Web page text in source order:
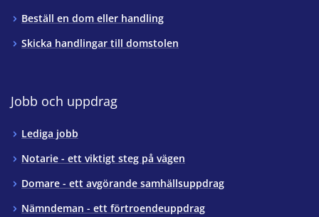
Beställ en dom eller handling
Skicka handlingar till domstolen
Jobb och uppdrag
Lediga jobb
Notarie - ett viktigt steg på vägen
Domare - ett avgörande samhällsuppdrag
Nämndeman - ett förtroendeuppdrag